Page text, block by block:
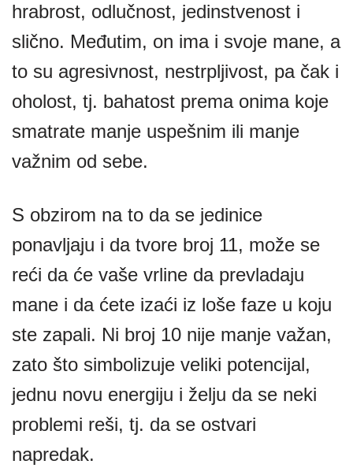
hrabrost, odlučnost, jedinstvenost i
slično. Međutim, on ima i svoje mane, a
to su agresivnost, nestrpljivost, pa čak i
oholost, tj. bahatost prema onima koje
smatrate manje uspešnim ili manje
važnim od sebe.
S obzirom na to da se jedinice
ponavljaju i da tvore broj 11, može se
reći da će vaše vrline da prevladaju
mane i da ćete izaći iz loše faze u koju
ste zapali. Ni broj 10 nije manje važan,
zato što simbolizuje veliki potencijal,
jednu novu energiju i želju da se neki
problemi reši, tj. da se ostvari
napredak.